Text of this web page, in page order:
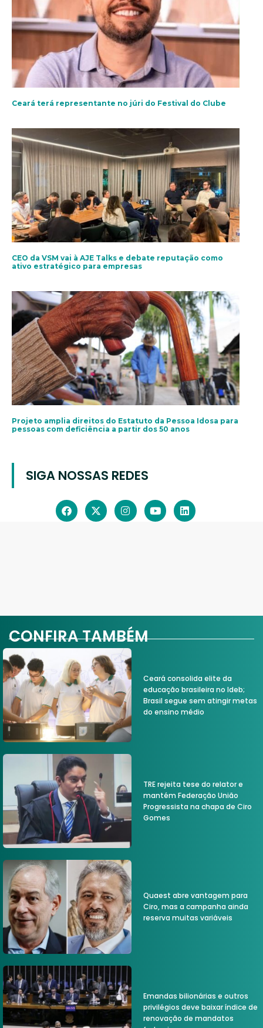
Ceará terá representante no júri do Festival do Clube
CEO da VSM vai à AJE Talks e debate reputação como
ativo estratégico para empresas
Projeto amplia direitos do Estatuto da Pessoa Idosa para
pessoas com deficiência a partir dos 50 anos
SIGA NOSSAS REDES
CONFIRA TAMBÉM
Ceará consolida elite da
educação brasileira no Ideb;
Brasil segue sem atingir metas
do ensino médio
TRE rejeita tese do relator e
mantém Federação União
Progressista na chapa de Ciro
Gomes
Quaest abre vantagem para
Ciro, mas a campanha ainda
reserva muitas variáveis
Emandas bilionárias e outros
privilégios deve baixar índice de
renovação de mandatos